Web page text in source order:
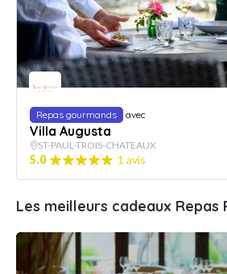
Repas gourmands avec
Villa Augusta
ST-PAUL-TROIS-CHATEAUX
5.0 1 avis
Les meilleurs cadeaux Repas